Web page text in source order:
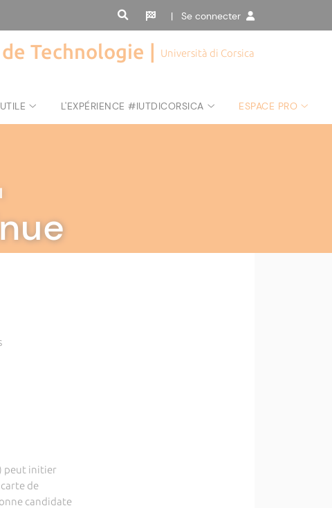
| Se connecter
Technologie | Università di Corsica
UTILE L'EXPÉRIENCE #IUTDICORSICA ESPACE PRO
|
peut initier
de
candidate